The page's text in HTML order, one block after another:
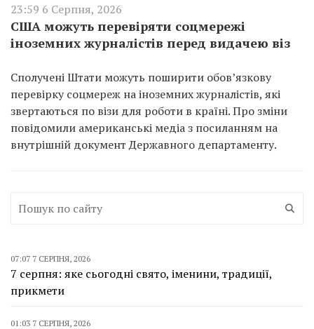
23:59 6 Серпня, 2026
США можуть перевіряти соцмережі
іноземних журналістів перед видачею віз
Сполучені Штати можуть поширити обов’язкову
перевірку соцмереж на іноземних журналістів, які
звертаються по візи для роботи в країні. Про зміни
повідомили американські медіа з посиланням на
внутрішній документ Державного департаменту.
07:07 7 СЕРПНЯ, 2026
7 серпня: яке сьогодні свято, іменини, традиції,
прикмети
01:03 7 СЕРПНЯ, 2026